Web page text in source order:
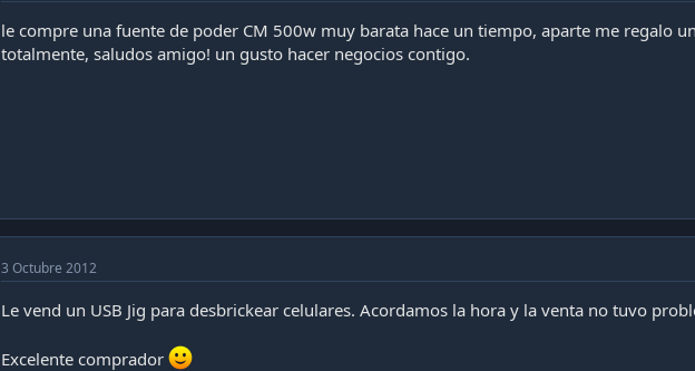
le compre una fuente de poder CM 500w muy barata hace un tiempo, aparte me regalo
totalmente, saludos amigo! un gusto hacer negocios contigo.
3 Octubre 2012
Le vend un USB Jig para desbrickear celulares. Acordamos la hora y la venta no tuvo
Excelente comprador